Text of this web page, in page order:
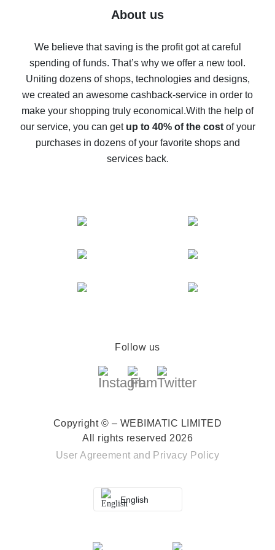
Five ways to get the most cash back on AliExpress
back
10% cash back on AliExpress - the impossible is
possible
The best cash back on AliExpress - how to find it
The best cash back service for AliExpress - let's
compare offers
About us
We believe that saving is the profit got at careful
spending of funds. That’s why we offer a new tool.
Uniting dozens of shops, technologies and designs,
we created an awesome cashback-service in order to
make your shopping truly economical.With the help of
our service, you can get up to 40% of the costof your
purchases in dozens of your favorite shops and
services back.
Follow us
Copyright © – WEBIMATIC LIMITED
All rights reserved 2026
User Agreement and Privacy Policy
English